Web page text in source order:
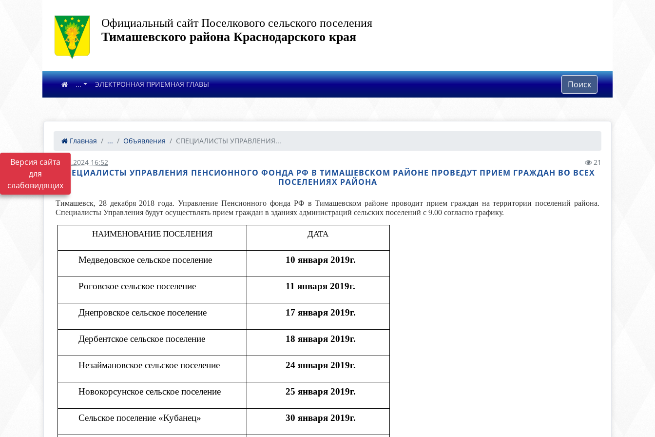
Версия сайта
для
слабовидящих
Официальный сайт Поселкового сельского поселения
Тимашевского района Краснодарского края
... ЭЛЕКТРОННАЯ ПРИЕМНАЯ ГЛАВЫ Поиск
Главная ... Объявления СПЕЦИАЛИСТЫ УПРАВЛЕНИЯ...
28.02.2024 16:52 21
СПЕЦИАЛИСТЫ УПРАВЛЕНИЯ ПЕНСИОННОГО ФОНДА РФ В ТИМАШЕВСКОМ РАЙОНЕ ПРОВЕДУТ ПРИЕМ ГРАЖДАН ВО ВСЕХ
ПОСЕЛЕНИЯХ РАЙОНА
Тимашевск, 28 декабря 2018 года. Управление Пенсионного фонда РФ в Тимашевском районе проводит прием граждан на территории поселений района.
Специалисты Управления будут осуществлять прием граждан в зданиях администраций сельских поселений с 9.00 согласно графику.
НАИМЕНОВАНИЕ ПОСЕЛЕНИЯ ДАТА
Медведовское сельское поселение 10 января 2019г.
Роговское сельское поселение 11 января 2019г.
Днепровское сельское поселение 17 января 2019г.
Дербентское сельское поселение 18 января 2019г.
Незаймановское сельское поселение 24 января 2019г.
Новокорсунское сельское поселение 25 января 2019г.
Сельское поселение «Кубанец» 30 января 2019г.